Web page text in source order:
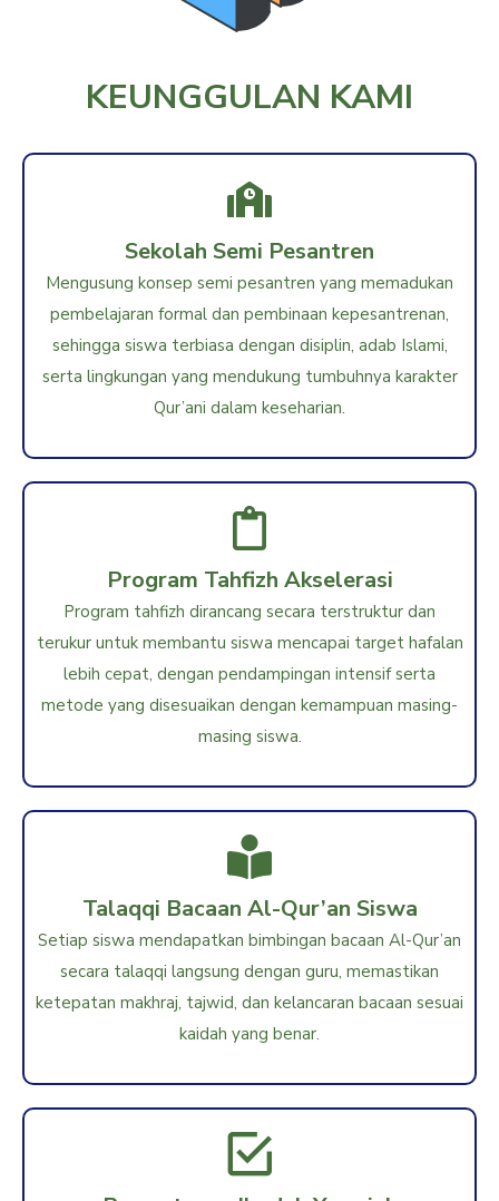
KEUNGGULAN KAMI
Sekolah Semi Pesantren
Mengusung konsep semi pesantren yang memadukan
pembelajaran formal dan pembinaan kepesantrenan,
sehingga siswa terbiasa dengan disiplin, adab Islami,
serta lingkungan yang mendukung tumbuhnya karakter
Qur’ani dalam keseharian.
Program Tahfizh Akselerasi
Program tahfizh dirancang secara terstruktur dan
terukur untuk membantu siswa mencapai target hafalan
lebih cepat, dengan pendampingan intensif serta
metode yang disesuaikan dengan kemampuan masing-
masing siswa.
Talaqqi Bacaan Al-Qur’an Siswa
Setiap siswa mendapatkan bimbingan bacaan Al-Qur’an
secara talaqqi langsung dengan guru, memastikan
ketepatan makhraj, tajwid, dan kelancaran bacaan sesuai
kaidah yang benar.